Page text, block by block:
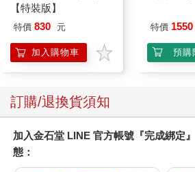
【特裝版】
特價 830 元
加入購物車
特價 1550
預購
訂購/退換貨須知
加入金石堂 LINE 官方帳號『完成綁定
態：